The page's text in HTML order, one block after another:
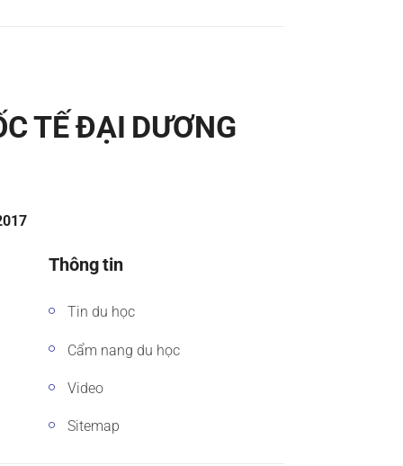
TẾ ĐẠI DƯƠNG
Thông tin
Tin du học
Cẩm nang du học
Video
Sitemap